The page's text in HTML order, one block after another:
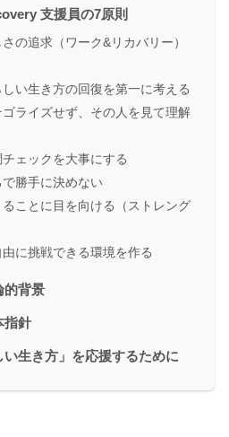
支援員の7原則
の追求（ワーク&リカバリー）
い生き方の回復を第一に考える
ライズせず、その人を見て理解
ェックを大事にする
勝手に決めない
ことに目を向ける（ストレング
に挑戦できる環境を作る
的背景
指針
生き方」を応援するために